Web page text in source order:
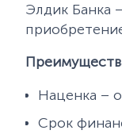
Элдик Банка
Наценка –
Срок